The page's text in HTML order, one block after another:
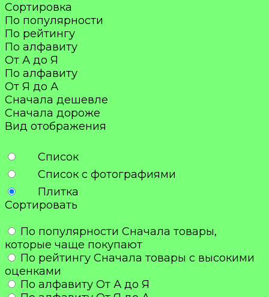
Сортировка
По популярности
По рейтингу
По алфавиту
От А до Я
По алфавиту
От Я до А
Сначала дешевле
Сначала дороже
Вид отображения
Список
Список с фотографиями
Плитка
Сортировать
По популярности Сначала товары,
которые чаще покупают
По рейтингу Сначала товары с высокими
оценками
По алфавиту От А до Я